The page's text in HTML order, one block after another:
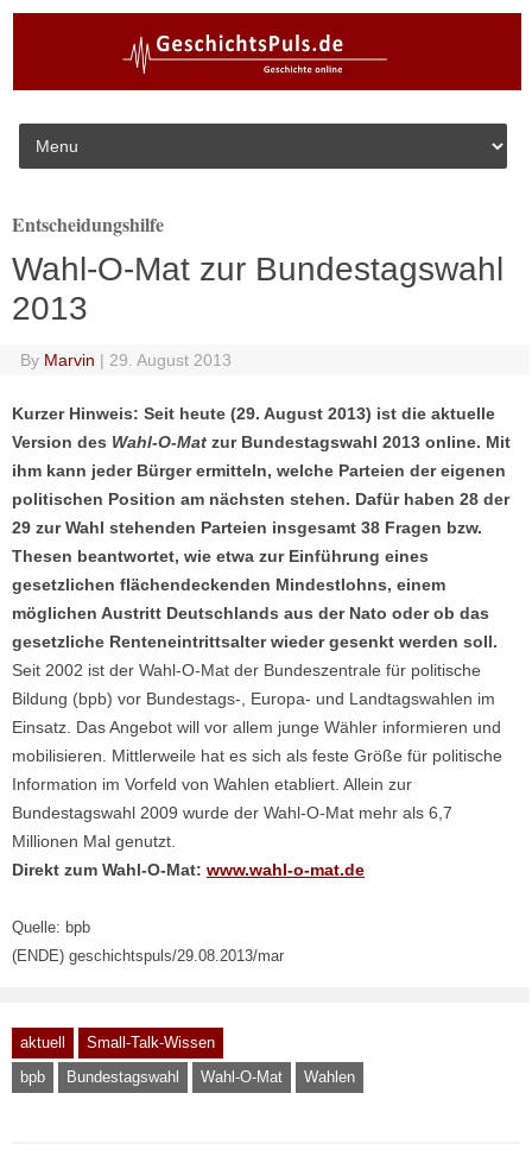
Skip to content
Entscheidungshilfe
Wahl-O-Mat zur Bundestagswahl
2013
By Marvin | 29. August 2013
Kurzer Hinweis: Seit heute (29. August 2013) ist die aktuelle
Version des Wahl-O-Mat zur Bundestagswahl 2013 online. Mit
ihm kann jeder Bürger ermitteln, welche Parteien der eigenen
politischen Position am nächsten stehen. Dafür haben 28 der
29 zur Wahl stehenden Parteien insgesamt 38 Fragen bzw.
Thesen beantwortet, wie etwa zur Einführung eines
gesetzlichen flächendeckenden Mindestlohns, einem
möglichen Austritt Deutschlands aus der Nato oder ob das
gesetzliche Renteneintrittsalter wieder gesenkt werden soll.
Seit 2002 ist der Wahl-O-Mat der Bundeszentrale für politische
Bildung (bpb) vor Bundestags-, Europa- und Landtagswahlen im
Einsatz. Das Angebot will vor allem junge Wähler informieren und
mobilisieren. Mittlerweile hat es sich als feste Größe für politische
Information im Vorfeld von Wahlen etabliert. Allein zur
Bundestagswahl 2009 wurde der Wahl-O-Mat mehr als 6,7
Millionen Mal genutzt.
Direkt zum Wahl-O-Mat: www.wahl-o-mat.de
Quelle: bpb
(ENDE) geschichtspuls/29.08.2013/mar
aktuell
Small-Talk-Wissen
bpb
Bundestagswahl Wahl-O-Mat Wahlen